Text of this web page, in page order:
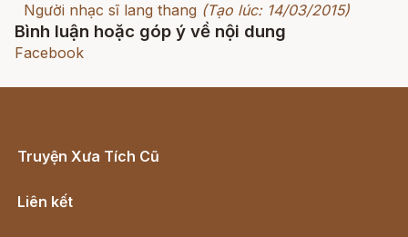
Người nhạc sĩ lang thang (Tạo lúc: 14/03/2015)
Bình luận hoặc góp ý về nội dung
Facebook
Truyện Xưa Tích Cũ
Liên kết